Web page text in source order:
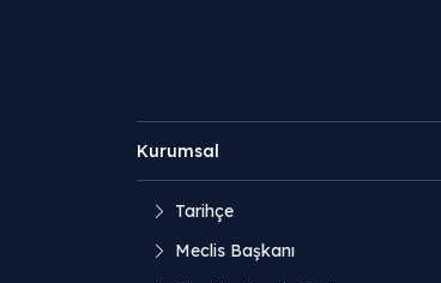
Kurumsal
Tarihçe
Meclis Başkanı